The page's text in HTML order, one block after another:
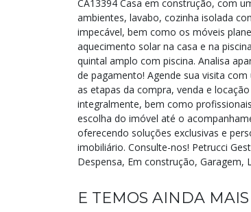
CA13394 Casa em construção, com
ambientes, lavabo, cozinha isolada
impecável, bem como os móveis
aquecimento solar na casa e na
quintal amplo com piscina. Analisa
de pagamento! Agende sua visita
as etapas da compra, venda e
integralmente, bem como
escolha do imóvel até o
oferecendo soluções exclusivas e
imobiliário. Consulte-nos! Petrucci
Despensa, Em construção, Garagem,
E TEMOS AINDA MAIS